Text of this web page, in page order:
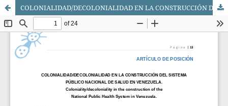
COLONIALIDAD/DECOLONIALIDAD EN LA CONSTRUCCIÓN DEL SISTEMA PÚBLICO NACIONAL DE SALUD EN VENEZUELA